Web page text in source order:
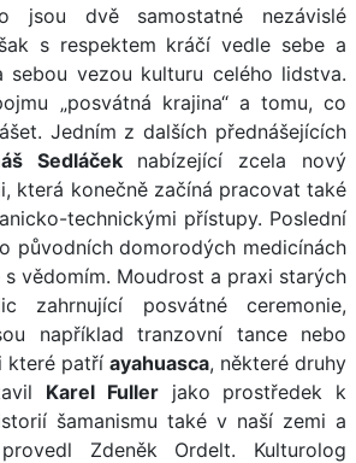
jsou dvě samostatné nezávislé
s respektem kráčí vedle sebe a
vezou kulturu celého lidstva.
„posvátná krajina“ a tomu, co
Jedním z dalších přednášejících
Sedláčeknabízející zcela nový
která konečně začíná pracovat také
technickými přístupy. Poslední
původních domorodých medicínách
vědomím. Moudrost a praxi starých
zahrnující posvátné ceremonie,
například tranzovní tance nebo
které patří ayahuasca, některé druhy
Karel Fullerjako prostředek k
šamanismu také v naší zemi a
Zdeněk Ordelt. Kulturolog